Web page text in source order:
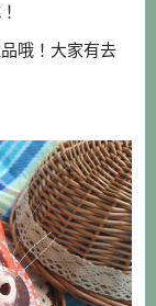
哦！大家有去